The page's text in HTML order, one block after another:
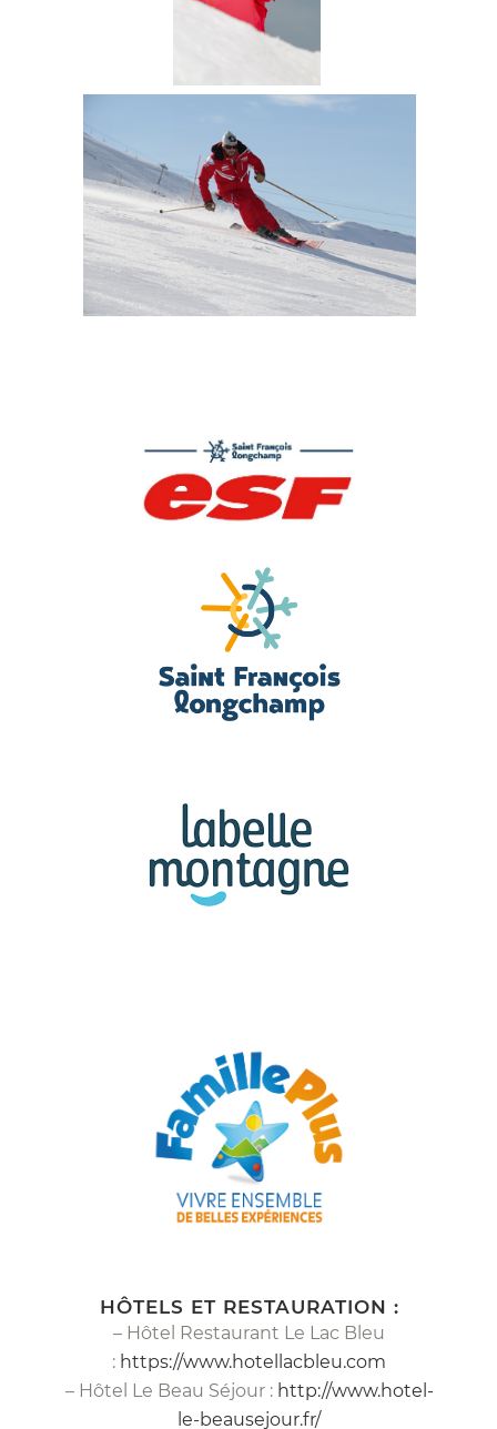
HÔTELS ET RESTAURATION :
– Hôtel Restaurant Le Lac Bleu
: https://www.hotellacbleu.com
– Hôtel Le Beau Séjour : http://www.hotel-
le-beausejour.fr/